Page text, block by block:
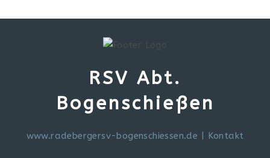
RSV Abt.
Bogenschießen
www.radebergersv-bogenschiessen.de Kontakt